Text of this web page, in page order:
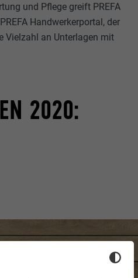
und Pflege greift PREFA
Handwerkerportal, der
Vielzahl an Unterlagen mit
2020: